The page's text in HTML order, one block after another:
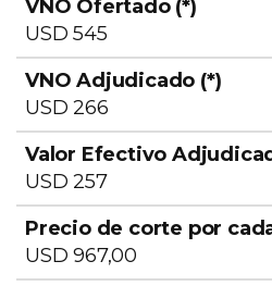
BONAR
USD
VNO
(*)
USD 545
USD 266
USD 257
USD 967,00